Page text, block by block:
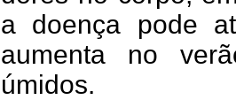
a doença pode
aumenta no
úmidos.